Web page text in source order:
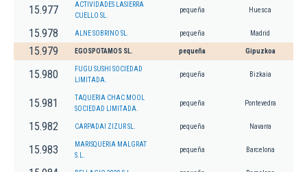
15.977
ACTIVIDADES LASIERRA
CUELLO SL.
pequeña Huesca
15.978 ALNE SOBRINO SL. pequeña Madrid
15.979 EGOSPOTAMOS SL. pequeña Gipuzkoa
15.980
FUGU SUSHI SOCIEDAD
LIMITADA.
pequeña Bizkaia
15.981
TAQUERIA CHAC MOOL
SOCIEDAD LIMITADA.
pequeña Pontevedra
15.982 CARPADAI ZIZUR SL. pequeña Navarra
15.983
MARISQUERIA MALGRAT
S.L.
pequeña Barcelona